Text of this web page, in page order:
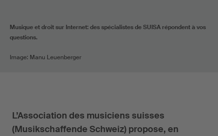
Musique et droit sur Internet: des spécialistes de SUISA répondent à vos
questions.
Image: Manu Leuenberger
L’Association des musiciens suisses
(Musikschaffende Schweiz) propose, en